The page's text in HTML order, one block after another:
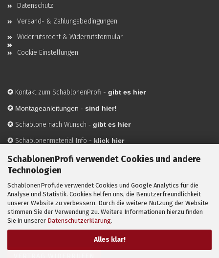
SchablonenProfi verwendet Cookies und andere
Technologien
SchablonenProfi.de verwendet Cookies und Google Analytics für die
Analyse und Statistik. Cookies helfen uns, die Benutzerfreundlichkeit
unserer Website zu verbessern. Durch die weitere Nutzung der Website
stimmen Sie der Verwendung zu. Weitere Informationen hierzu finden
Sie in unserer Datenschutzerklärung.
Alles klar!
Datenschutz
Versand- & Zahlungsbedingungen
Widerrufsrecht & Widerrufsformular
Cookie Einstellungen
✪ Kontakt zum SchablonenProfi - gibt es hier
✪ Montageanleitungen - sind hier!
✪ Schablone nach Wunsch - gibt es hier
✪ Schablonenmaterial Info - klick hier
✪Hersteller-hier mehr Infos
Mit ✪ gekennzeichnete Bilder sind KI-generierte
Anwendungsbeispiele zur Visualisierung der Motive.
© SchablonenProfi.de2026